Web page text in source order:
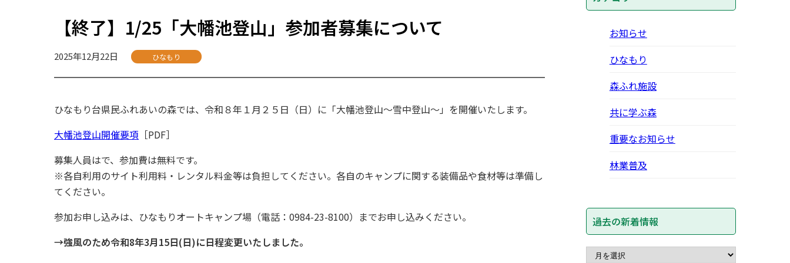
【終了】1/25「大幡池登山」参加者募集について
2025年12月22日 ひなもり
ひなもり台県民ふれあいの森では、令和８年１月２５日（日）に「大幡池登山～雪中登山～」を開催いたします。
大幡池登山開催要項 ［PDF］
募集人員はで、参加費は無料です。
※各自利用のサイト利用料・レンタル料金等は負担してください。各自のキャンプに関する装備品や食材等は準備し
てください。
参加お申し込みは、ひなもりオートキャンプ場（電話：0984-23-8100）までお申し込みください。
→強風のため令和8年3月15日(日)に日程変更いたしました。
お知らせ
ひなもり
森ふれ施設
共に学ぶ森
重要なお知らせ
林業普及
過去の新着情報